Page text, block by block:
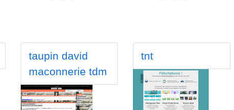
taupin david
maconnerie tdm
tnt